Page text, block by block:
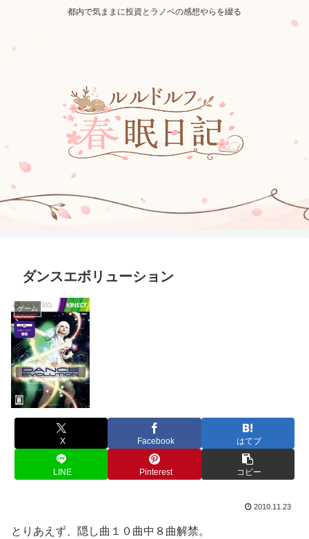
都内で気ままに投資とラノベの感想やらを綴る
ダンスエボリューション
ゲーム
X Facebook はてブ
LINE Pinterest コピー
2010.11.23
とりあえず、隠し曲１０曲中８曲解禁。